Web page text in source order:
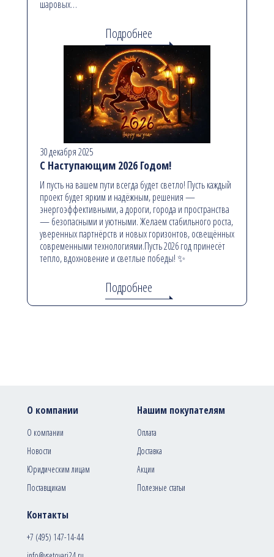
шаровых…
Подробнее
30 декабря 2025
С Наступающим 2026 Годом!
И пусть на вашем пути всегда будет светло! Пусть каждый
проект будет ярким и надёжным, решения —
энергоэффективными, а дороги, города и пространства
— безопасными и уютными. Желаем стабильного роста,
уверенных партнёрств и новых горизонтов, освещённых
современными технологиями.Пусть 2026 год принесёт
тепло, вдохновение и светлые победы! ✨
Подробнее
Контакты
+7 (495) 147-14-44
О компании
О компании
Новости
Юридическим лицам
Поставщикам
Нашим покупателям
Оплата
Доставка
Акции
Полезные статьи